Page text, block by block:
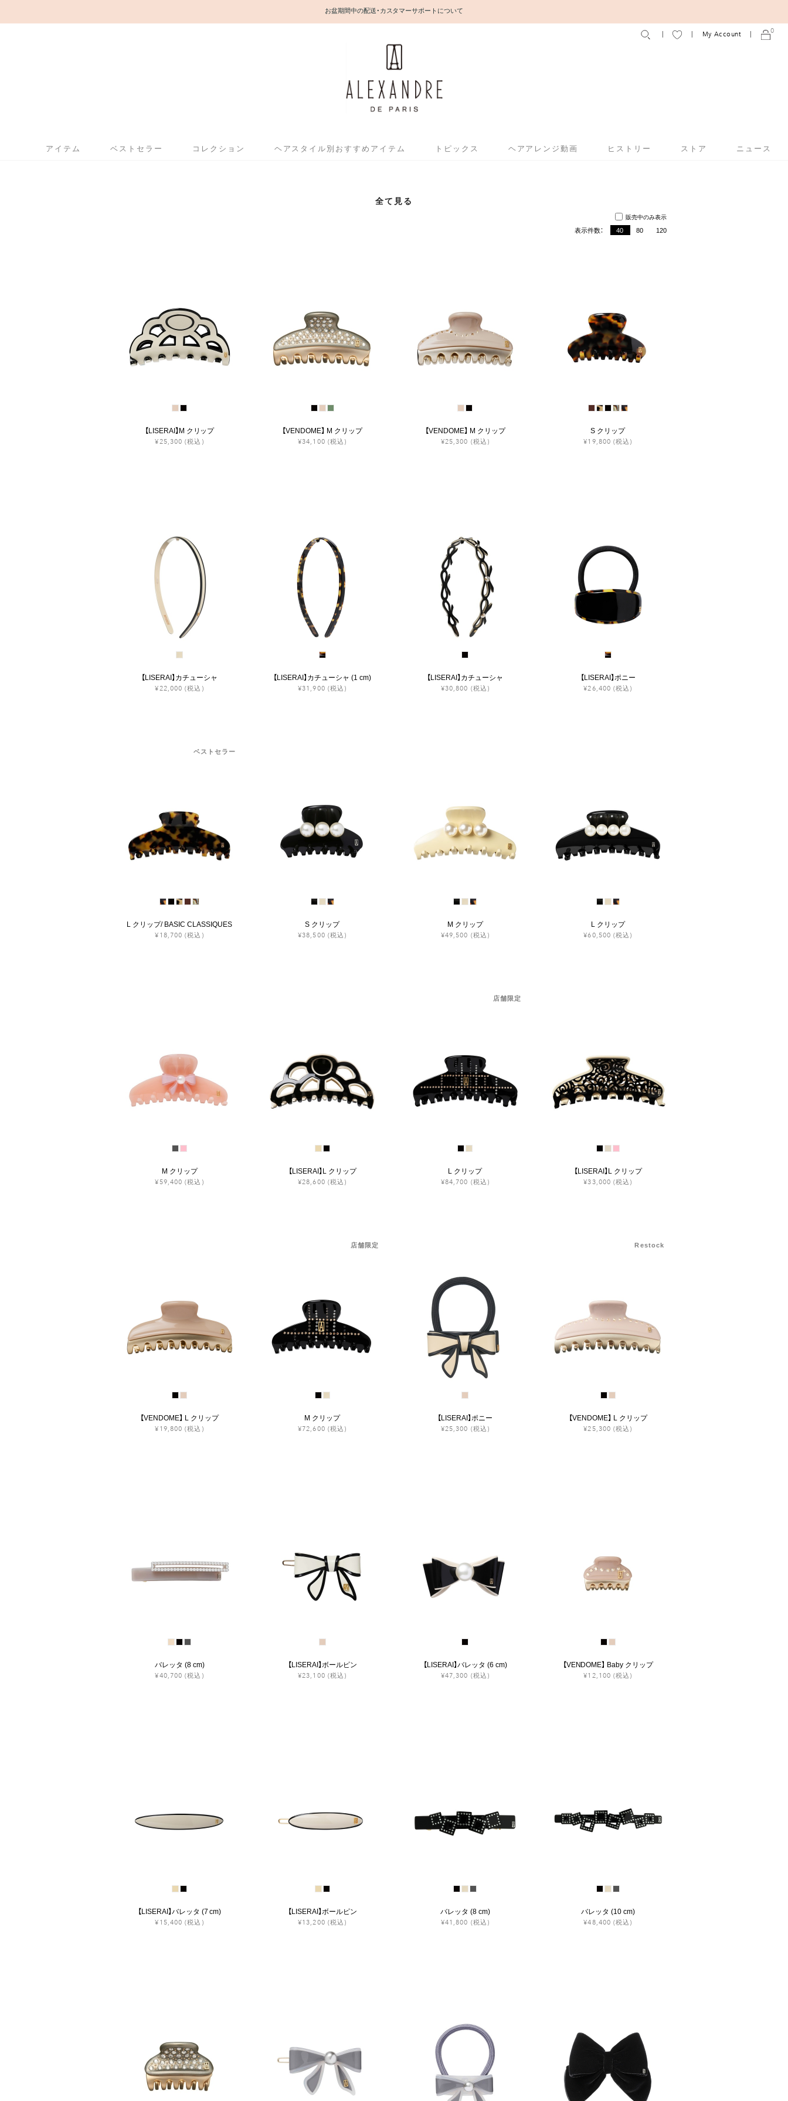
お盆期間中の配送・カスタマーサポートについて
アイテム ベストセラー コレクション ヘアスタイル別おすすめアイテム トピックス ヘアアレンジ動画 ヒストリー ストア ニュース
My Account 0
全て見る
販売中のみ表示
表示件数： 40 80 120
【LISERAI】M クリップ
¥25,300 (税込)
【VENDOME】 M クリップ
¥34,100 (税込)
【VENDOME】 M クリップ
¥25,300 (税込)
S クリップ
¥19,800 (税込)
【LISERAI】カチューシャ
¥22,000 (税込)
【LISERAI】カチューシャ (1 cm)
¥31,900 (税込)
【LISERAI】カチューシャ
¥30,800 (税込)
【LISERAI】ポニー
¥26,400 (税込)
ベストセラー
L クリップ/ BASIC CLASSIQUES
¥18,700 (税込)
S クリップ
¥38,500 (税込)
M クリップ
¥49,500 (税込)
L クリップ
¥60,500 (税込)
M クリップ
¥59,400 (税込)
【LISERAI】L クリップ
¥28,600 (税込)
店舗限定
L クリップ
¥84,700 (税込)
【LISERAI】L クリップ
¥33,000 (税込)
【VENDOME】 L クリップ
¥19,800 (税込)
店舗限定
M クリップ
¥72,600 (税込)
【LISERAI】ポニー
¥25,300 (税込)
Restock
【VENDOME】 L クリップ
¥25,300 (税込)
バレッタ (8 cm)
¥40,700 (税込)
【LISERAI】ボールピン
¥23,100 (税込)
【LISERAI】バレッタ (6 cm)
¥47,300 (税込)
【VENDOME】 Baby クリップ
¥12,100 (税込)
【LISERAI】バレッタ (7 cm)
¥15,400 (税込)
【LISERAI】ボールピン
¥13,200 (税込)
バレッタ (8 cm)
¥41,800 (税込)
バレッタ (10 cm)
¥48,400 (税込)